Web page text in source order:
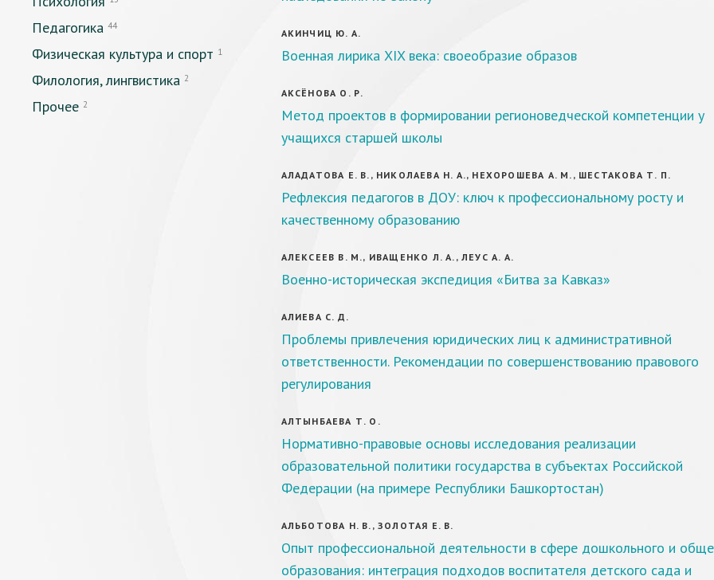
Педагогика 44
Физическая культура и спорт 1
Филология, лингвистика 2
Прочее 2
АКИНЧИЦ Ю. А.
Военная лирика XIX века: своеобразие образов
АКСЁНОВА О. Р.
Метод проектов в формировании регионоведческой компетенции у
учащихся старшей школы
АЛАДАТОВА Е. В., НИКОЛАЕВА Н. А., НЕХОРОШЕВА А. М., ШЕСТАКОВА Т. П.
Рефлексия педагогов в ДОУ: ключ к профессиональному росту и
качественному образованию
АЛЕКСЕЕВ В. М., ИВАЩЕНКО Л. А., ЛЕУС А. А.
Военно-историческая экспедиция «Битва за Кавказ»
АЛИЕВА С. Д.
Проблемы привлечения юридических лиц к административной
ответственности. Рекомендации по совершенствованию правового
регулирования
АЛТЫНБАЕВА Т. О.
Нормативно-правовые основы исследования реализации
образовательной политики государства в субъектах Российской
Федерации (на примере Республики Башкортостан)
АЛЬБОТОВА Н. В., ЗОЛОТАЯ Е. В.
Опыт профессиональной деятельности в сфере дошкольного и
образования: интеграция подходов воспитателя детского сада и